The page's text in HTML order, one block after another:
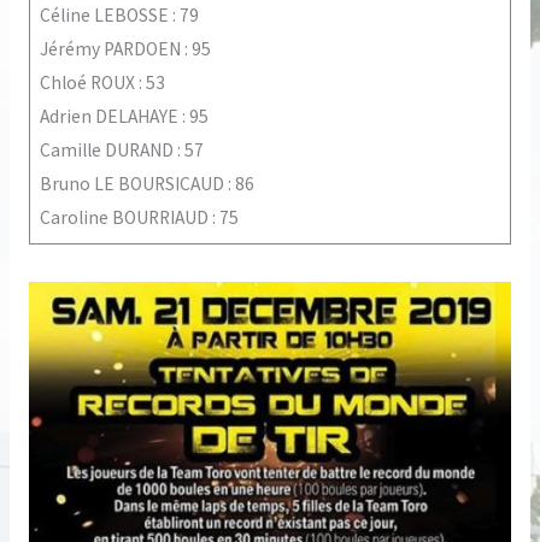
Céline LEBOSSE : 79
Jérémy PARDOEN : 95
Chloé ROUX : 53
Adrien DELAHAYE : 95
Camille DURAND : 57
Bruno LE BOURSICAUD : 86
Caroline BOURRIAUD : 75